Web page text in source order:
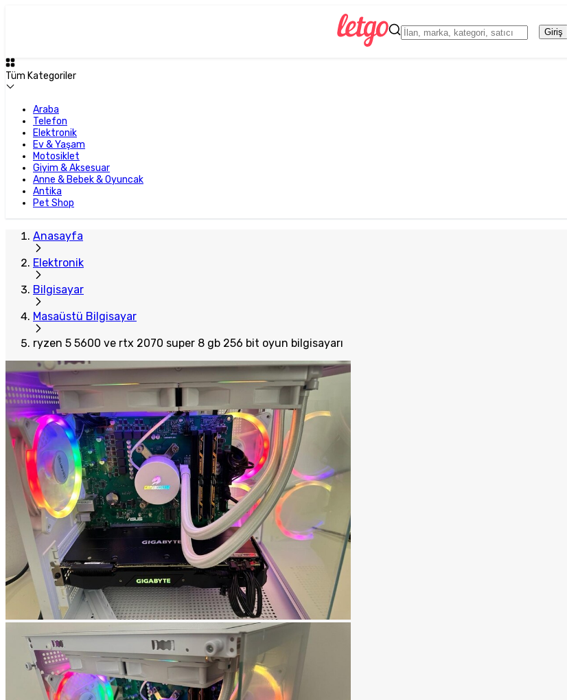
Giriş
Tüm Kategoriler
Araba
Telefon
Elektronik
Ev & Yaşam
Motosiklet
Giyim & Aksesuar
Anne & Bebek & Oyuncak
Antika
Pet Shop
Anasayfa
Elektronik
Bilgisayar
Masaüstü Bilgisayar
ryzen 5 5600 ve rtx 2070 super 8 gb 256 bit oyun bilgisayarı